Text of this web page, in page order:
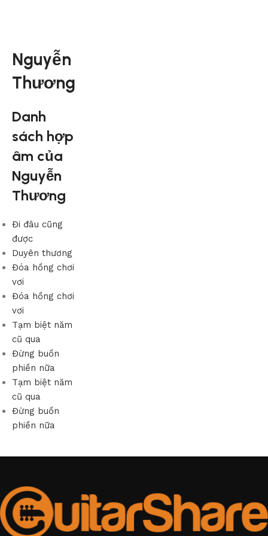
Nguyễn
Thương
Danh
sách hợp
âm của
Nguyễn
Thương
Đi đâu cũng
được
Duyên thương
Đóa hồng chơi
vơi
Đóa hồng chơi
vơi
Tạm biệt năm
cũ qua
Đừng buồn
phiền nữa
Tạm biệt năm
cũ qua
Đừng buồn
phiền nữa